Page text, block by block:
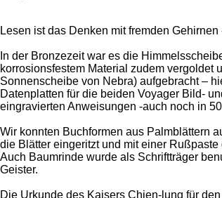
Lesen ist das Denken mit fremden Gehirnen
In der Bronzezeit war es die
korrosionsfestem Material zudem vergoldet
Sonnenscheibe von Nebra) aufgebracht –
Datenplatten für die beiden Voyager Bild-
eingravierten Anweisungen -auch noch in
Wir konnten Buchformen aus Palmblättern
die Blätter eingeritzt und mit einer
Auch Baumrinde wurde als Schriftträger
Geister.
Die Urkunde des Kaisers Chien-lung für